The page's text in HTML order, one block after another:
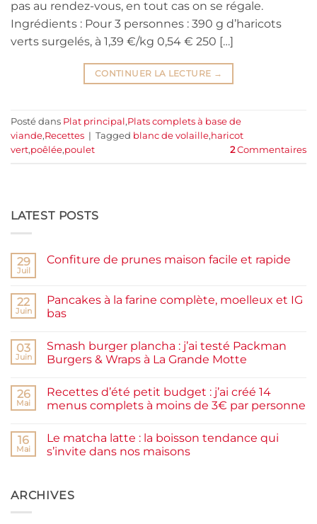
pas au rendez-vous, en tout cas on se régale.
Ingrédients : Pour 3 personnes : 390 g d’haricots
verts surgelés, à 1,39 €/kg 0,54 € 250 […]
CONTINUER LA LECTURE →
Posté dans Plat principal,Plats complets à base de
viande,Recettes | Tagged blanc de volaille,haricot
vert,poêlée,poulet 2Commentaires
LATEST POSTS
29
Juil
Confiture de prunes maison facile et rapide
Confiture
de
prunes
et
rapide
22
Juin
Pancakes à la farine complète, moelleux et IG
bas
sur
Pancakes
à
complète,
et
03
Juin
Smash burger plancha : j’ai testé Packman
Burgers & Wraps à La Grande Motte
sur
burger
testé
Packman
Burgers &
Grande
Motte
26
Mai
Recettes d’été petit budget : j’ai créé 14
menus complets à moins de 3€ par personne
sur
Recettes
d’été
j’ai
créé
16
Mai
Le matcha latte : la boisson tendance qui
s’invite dans nos maisons
Le
matcha
ARCHIVES